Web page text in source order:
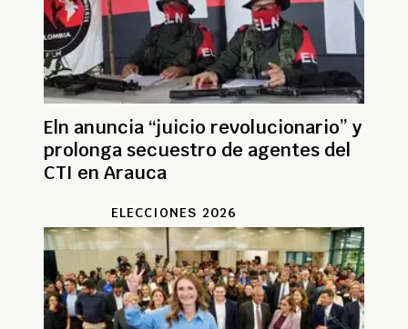
Eln anuncia “juicio revolucionario” y
prolonga secuestro de agentes del
CTI en Arauca
ELECCIONES 2026